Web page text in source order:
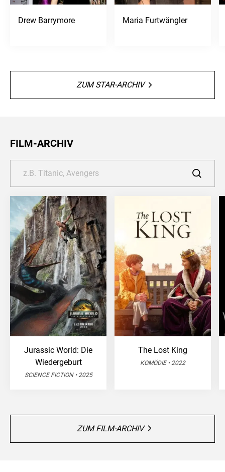
Drew Barrymore Maria Furtwängler
ZUM STAR-ARCHIV
FILM-ARCHIV
Jurassic World: Die
Wiedergeburt
SCIENCE FICTION • 2025
The Lost King
KOMÖDIE • 2022
ZUM FILM-ARCHIV